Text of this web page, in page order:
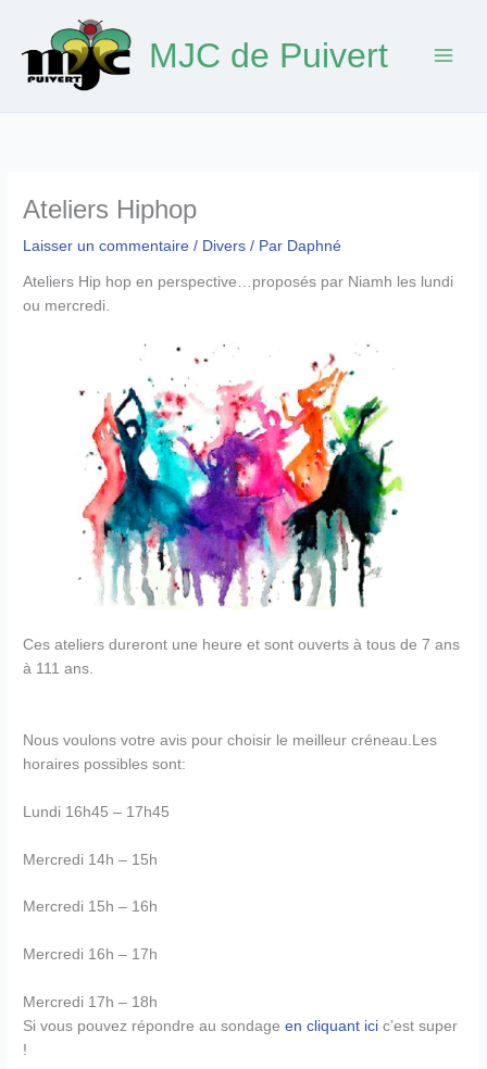
contenu
MJC de Puivert
Ateliers Hiphop
Laisser un commentaire / Divers / Par Daphné
Ateliers Hip hop en perspective…proposés par Niamh les lundi
ou mercredi.
Ces ateliers dureront une heure et sont ouverts à tous de 7 ans
à 111 ans.
Nous voulons votre avis pour choisir le meilleur créneau.
Les
horaires possibles sont:
Lundi 16h45 – 17h45
Mercredi 14h – 15h
Mercredi 15h – 16h
Mercredi 16h – 17h
Mercredi 17h – 18h
Si vous pouvez répondre au sondageen cliquant icic’est super
!